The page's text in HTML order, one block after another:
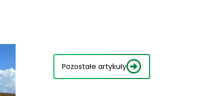
Pozostałe artykuły